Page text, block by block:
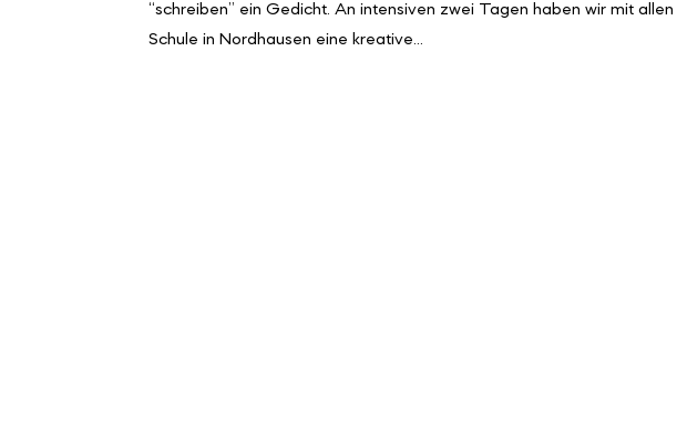
“schreiben” ein Gedicht. An intensiven zwei Tagen haben wir mit
Schule in Nordhausen eine kreative...